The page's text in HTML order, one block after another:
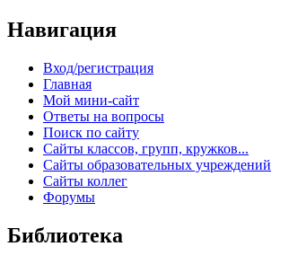
Навигация
Вход/регистрация
Главная
Мой мини-сайт
Ответы на вопросы
Поиск по сайту
Сайты классов, групп, кружков...
Сайты образовательных учреждений
Сайты коллег
Форумы
Библиотека